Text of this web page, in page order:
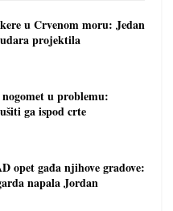
u Crvenom moru: Jedan
projektila
u problemu:
ga ispod crte
opet gađa njihove gradove:
napala Jordan